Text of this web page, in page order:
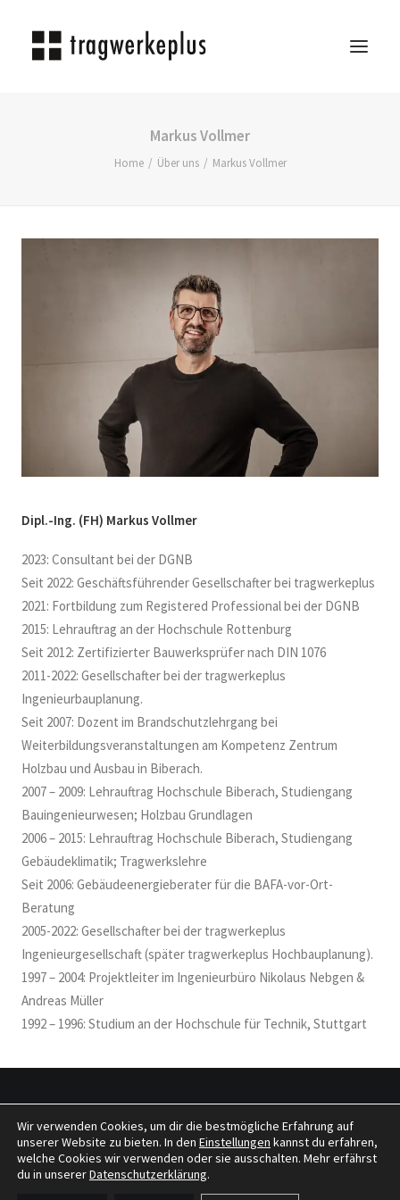
Markus Vollmer
Home Über uns Markus Vollmer
Dipl.-Ing. (FH) Markus Vollmer
2023: Consultant bei der DGNB
Seit 2022: Geschäftsführender Gesellschafter bei tragwerkeplus
2021: Fortbildung zum Registered Professional bei der DGNB
2015: Lehrauftrag an der Hochschule Rottenburg
Seit 2012: Zertifizierter Bauwerksprüfer nach DIN 1076
2011-2022: Gesellschafter bei der tragwerkeplus
Ingenieurbauplanung.
Seit 2007: Dozent im Brandschutzlehrgang bei
Weiterbildungsveranstaltungen am Kompetenz Zentrum
Holzbau und Ausbau in Biberach.
2007 – 2009: Lehrauftrag Hochschule Biberach, Studiengang
Bauingenieurwesen; Holzbau Grundlagen
2006 – 2015: Lehrauftrag Hochschule Biberach, Studiengang
Gebäudeklimatik; Tragwerkslehre
Seit 2006: Gebäudeenergieberater für die BAFA-vor-Ort-
Beratung
2005-2022: Gesellschafter bei der tragwerkeplus
Ingenieurgesellschaft (später tragwerkeplus Hochbauplanung).
1997 – 2004: Projektleiter im Ingenieurbüro Nikolaus Nebgen &
Andreas Müller
1992 – 1996: Studium an der Hochschule für Technik, Stuttgart
© 2026 tragwerkeplus. All rights reserved
Wir verwenden Cookies, um dir die bestmögliche Erfahrung auf
unserer Website zu bieten. In den Einstellungen kannst du erfahren,
welche Cookies wir verwenden oder sie ausschalten. Mehr erfährst
du in unsererDatenschutzerklärung.